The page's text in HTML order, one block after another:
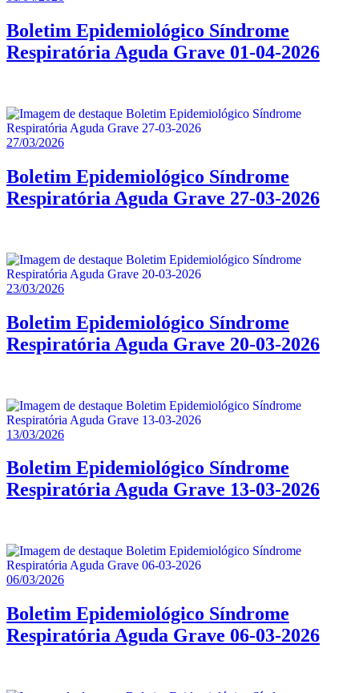
Boletim Epidemiológico Síndrome
Respiratória Aguda Grave 01-04-2026
27/03/2026
Boletim Epidemiológico Síndrome
Respiratória Aguda Grave 27-03-2026
23/03/2026
Boletim Epidemiológico Síndrome
Respiratória Aguda Grave 20-03-2026
13/03/2026
Boletim Epidemiológico Síndrome
Respiratória Aguda Grave 13-03-2026
06/03/2026
Boletim Epidemiológico Síndrome
Respiratória Aguda Grave 06-03-2026